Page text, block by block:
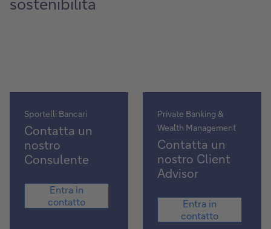
Sportelli Bancari
Contatta un
nostro
Consulente
Entra
contatto
Entra in
contatto
Private Banking &
Wealth Management
Contatta un
nostro Client
Advisor
Entra
contatto
Entra in
contatto